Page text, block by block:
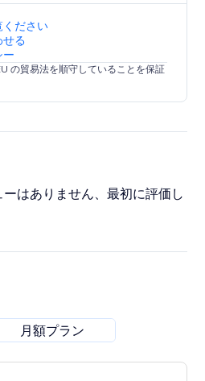
ください
る
ー
の貿易法を順守していることを保証
はありません、最初に評価し
月額プラン